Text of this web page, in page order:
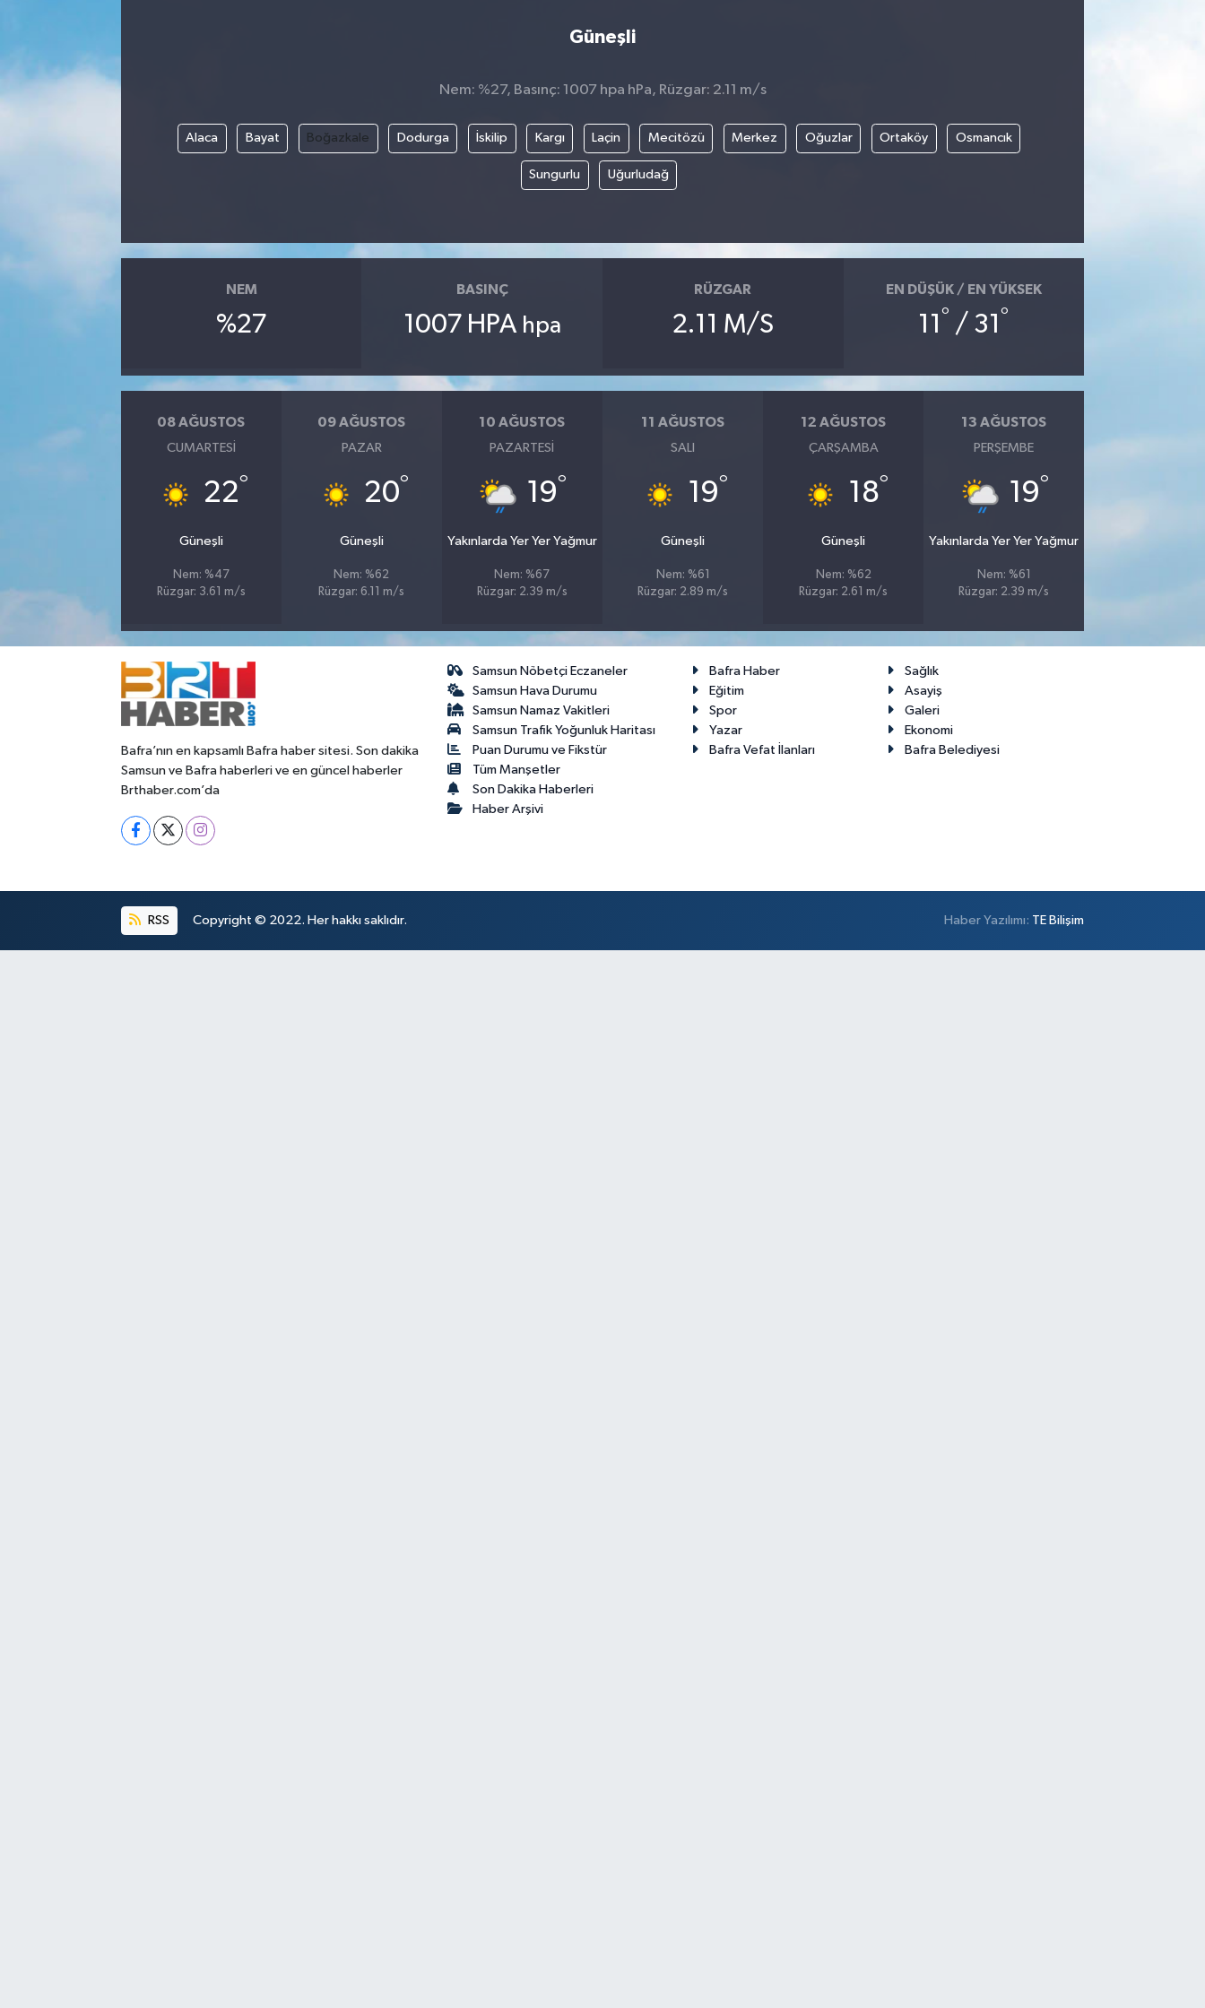
Güneşli
Nem: %27, Basınç: 1007 hpa hPa, Rüzgar: 2.11 m/s
Alaca Bayat Boğazkale Dodurga İskilip Kargı Laçin Mecitözü Merkez Oğuzlar Ortaköy Osmancık
Sungurlu Uğurludağ
NEM
%27
BASINÇ
1007 HPA hpa
RÜZGAR
2.11 M/S
EN DÜŞÜK / EN YÜKSEK
11 ° / 31 °
08 AĞUSTOS
CUMARTESI
22°
Güneşli
Nem: %47
Rüzgar: 3.61 m/s
09 AĞUSTOS
PAZAR
20°
Güneşli
Nem: %62
Rüzgar: 6.11 m/s
10 AĞUSTOS
PAZARTESI
19°
Yakınlarda Yer Yer Yağmur
Nem: %67
Rüzgar: 2.39 m/s
11 AĞUSTOS
SALI
19°
Güneşli
Nem: %61
Rüzgar: 2.89 m/s
12 AĞUSTOS
ÇARŞAMBA
18°
Güneşli
Nem: %62
Rüzgar: 2.61 m/s
13 AĞUSTOS
PERŞEMBE
19°
Yakınlarda Yer Yer Yağmur
Nem: %61
Rüzgar: 2.39 m/s
Bafra’nın en kapsamlı Bafra haber sitesi. Son dakika
Samsun ve Bafra haberleri ve en güncel haberler
Brthaber.com’da
Samsun Nöbetçi Eczaneler
Samsun Hava Durumu
Samsun Namaz Vakitleri
Samsun Trafik Yoğunluk Haritası
Puan Durumu ve Fikstür
Tüm Manşetler
Son Dakika Haberleri
Haber Arşivi
Bafra Haber
Sağlık
Eğitim
Asayiş
Spor
Galeri
Yazar
Ekonomi
Bafra Vefat İlanları
Bafra Belediyesi
RSS Copyright © 2022. Her hakkı saklıdır. Haber Yazılımı: TE Bilişim